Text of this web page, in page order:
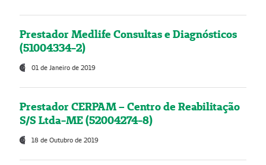
Prestador Medlife Consultas e Diagnósticos
(51004334-2)
01 de Janeiro de 2019
Prestador CERPAM – Centro de Reabilitação
S/S Ltda-ME (52004274-8)
18 de Outubro de 2019